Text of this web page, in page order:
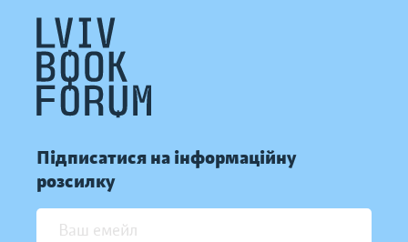
Підписатися на інформаційну
розсилку